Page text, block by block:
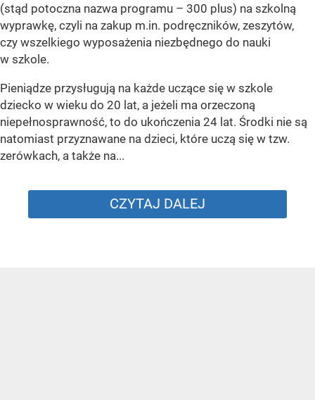
(stąd potoczna nazwa programu – 300 plus) na szkolną
wyprawkę, czyli na zakup m.in. podręczników, zeszytów,
czy wszelkiego wyposażenia niezbędnego do nauki
w szkole.
Pieniądze przysługują na każde uczące się w szkole
dziecko w wieku do 20 lat, a jeżeli ma orzeczoną
niepełnosprawność, to do ukończenia 24 lat. Środki nie są
natomiast przyznawane na dzieci, które uczą się w tzw.
zerówkach, a także na...
CZYTAJ DALEJ